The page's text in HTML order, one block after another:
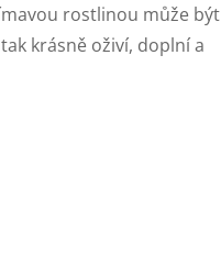
rostlinou může být
krásně oživí, doplní a